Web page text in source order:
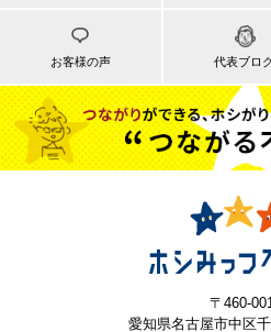
お客様の声 代表ブロ
〒460-
愛知県名古屋市中区